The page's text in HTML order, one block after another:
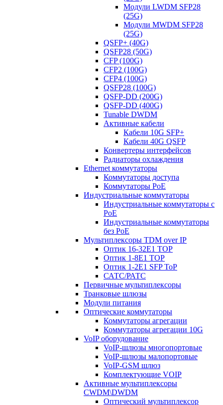
Модули LWDM SFP28
(25G)
Модули MWDM SFP28
(25G)
QSFP+ (40G)
QSFP28 (50G)
CFP (100G)
CFP2 (100G)
CFP4 (100G)
QSFP28 (100G)
QSFP-DD (200G)
QSFP-DD (400G)
Tunable DWDM
Активные кабели
Кабели 10G SFP+
Кабели 40G QSFP
Конвертеры интерфейсов
Радиаторы охлаждения
Ethernet коммутаторы
Коммутаторы доступа
Коммутаторы PoE
Индустриальные коммутаторы
Индустриальные коммутаторы с
PoE
Индустриальные коммутаторы
без PoE
Мультиплексоры TDM over IP
Оптик 16-32E1 TOP
Оптик 1-8E1 TOP
Оптик 1-2E1 SFP ToP
САТС/РАТС
Первичные мультиплексоры
Транковые шлюзы
Модули питания
Оптические коммутаторы
Коммутаторы агрегации
Коммутаторы агрегации 10G
VoIP оборудование
VoIP-шлюзы многопортовые
VoIP-шлюзы малопортовые
VoIP-GSM шлюз
Комплектующие VOIP
Активные мультиплексоры
CWDM\DWDM
Оптический мультиплексор